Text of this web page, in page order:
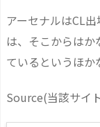
アーセナルはCL
は、そこからは
ているというほか
Source(当該サイ